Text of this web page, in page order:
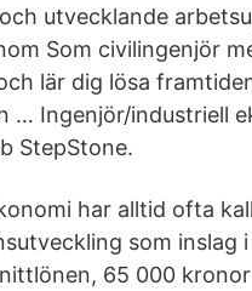
utvecklande
Som civilingenjör
lär dig lösa
… Ingenjör/industriell
StepStone.
har alltid ofta
som inslag
65 000